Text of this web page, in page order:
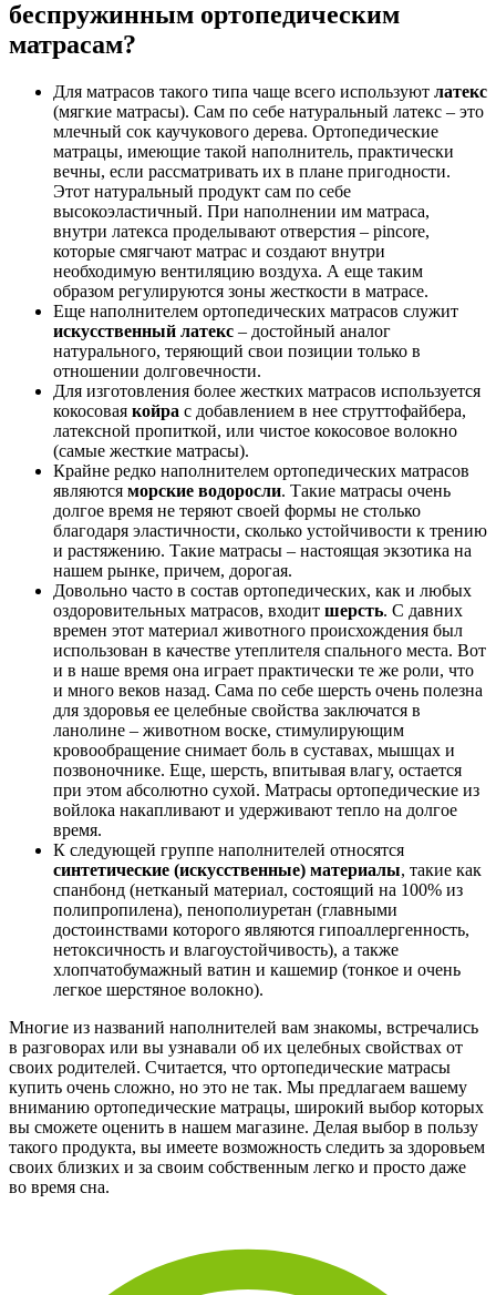
беспружинным ортопедическим
матрасам?
Для матрасов такого типа чаще всего используют латекс
(мягкие матрасы). Сам по себе натуральный латекс – это
млечный сок каучукового дерева. Ортопедические
матрацы, имеющие такой наполнитель, практически
вечны, если рассматривать их в плане пригодности.
Этот натуральный продукт сам по себе
высокоэластичный. При наполнении им матраса,
внутри латекса проделывают отверстия – pincore,
которые смягчают матрас и создают внутри
необходимую вентиляцию воздуха. А еще таким
образом регулируются зоны жесткости в матрасе.
Еще наполнителем ортопедических матрасов служит
искусственный латекс – достойный аналог
натурального, теряющий свои позиции только в
отношении долговечности.
Для изготовления более жестких матрасов используется
кокосовая койра с добавлением в нее струттофайбера,
латексной пропиткой, или чистое кокосовое волокно
(самые жесткие матрасы).
Крайне редко наполнителем ортопедических матрасов
являются морские водоросли. Такие матрасы очень
долгое время не теряют своей формы не столько
благодаря эластичности, сколько устойчивости к трению
и растяжению. Такие матрасы – настоящая экзотика на
нашем рынке, причем, дорогая.
Довольно часто в состав ортопедических, как и любых
оздоровительных матрасов, входит шерсть. С давних
времен этот материал животного происхождения был
использован в качестве утеплителя спального места. Вот
и в наше время она играет практически те же роли, что
и много веков назад. Сама по себе шерсть очень полезна
для здоровья ее целебные свойства заключатся в
ланолине – животном воске, стимулирующим
кровообращение снимает боль в суставах, мышцах и
позвоночнике. Еще, шерсть, впитывая влагу, остается
при этом абсолютно сухой. Матрасы ортопедические из
войлока накапливают и удерживают тепло на долгое
время.
К следующей группе наполнителей относятся
синтетические (искусственные) материалы, такие как
спанбонд (нетканый материал, состоящий на 100% из
полипропилена), пенополиуретан (главными
достоинствами которого являются гипоаллергенность,
нетоксичность и влагоустойчивость), а также
хлопчатобумажный ватин и кашемир (тонкое и очень
легкое шерстяное волокно).
Многие из названий наполнителей вам знакомы, встречались
в разговорах или вы узнавали об их целебных свойствах от
своих родителей. Считается, что ортопедические матрасы
купить очень сложно, но это не так. Мы предлагаем вашему
вниманию ортопедические матрацы, широкий выбор которых
вы сможете оценить в нашем магазине. Делая выбор в пользу
такого продукта, вы имеете возможность следить за здоровьем
своих близких и за своим собственным легко и просто даже
во время сна.